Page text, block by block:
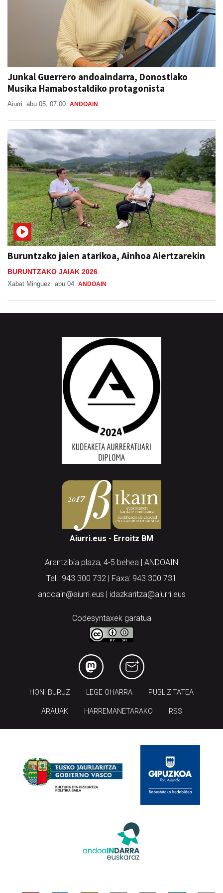
Junkal Guerrero andoaindarra, Donostiako
Musika Hamabostaldiko protagonista
Aiurri abu 05, 07:00 ANDOAIN
Buruntzako jaien atarikoa, Ainhoa Aiertzarekin
BURUNTZAKO JAIAK 2026
Xabat Minguez abu 04 ANDOAIN
Aiurri.eus - Erroitz BM
Arantzibia plaza, 4-5 behea | ANDOAIN
Tel.: 943 300 732 | Faxa: 943 300 731
andoain@aiurri.eus | idazkaritza@aiurri.eus
Codesyntaxek garatua
HONI BURUZ LEGE OHARRA PUBLIZITATEA
ARAUAK HARREMANETARAKO RSS